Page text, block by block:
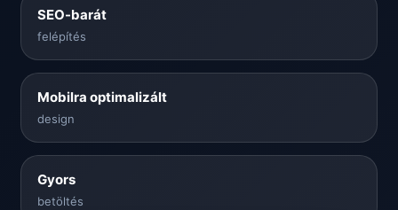
SEO-barát
felépítés
Mobilra optimalizált
design
Gyors
betöltés